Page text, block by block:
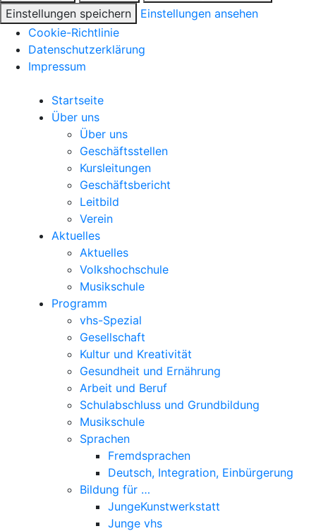
Einstellungen speichern
Einstellungen ansehen
Cookie-Richtlinie
Datenschutzerklärung
Impressum
Startseite
Über uns
Über uns
Geschäftsstellen
Kursleitungen
Geschäftsbericht
Leitbild
Verein
Aktuelles
Aktuelles
Volkshochschule
Musikschule
Programm
vhs-Spezial
Gesellschaft
Kultur und Kreativität
Gesundheit und Ernährung
Arbeit und Beruf
Schulabschluss und Grundbildung
Musikschule
Sprachen
Fremdsprachen
Deutsch, Integration, Einbürgerung
Bildung für …
JungeKunstwerkstatt
Junge vhs